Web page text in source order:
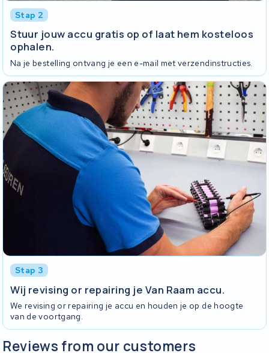
Stap 2
Stuur jouw accu gratis op of laat hem kosteloos
ophalen.
Na je bestelling ontvang je een e-mail met verzendinstructies.
Stap 3
Wij revising or repairing je Van Raam accu.
We revising or repairing je accu en houden je op de hoogte
van de voortgang.
Reviews from our customers